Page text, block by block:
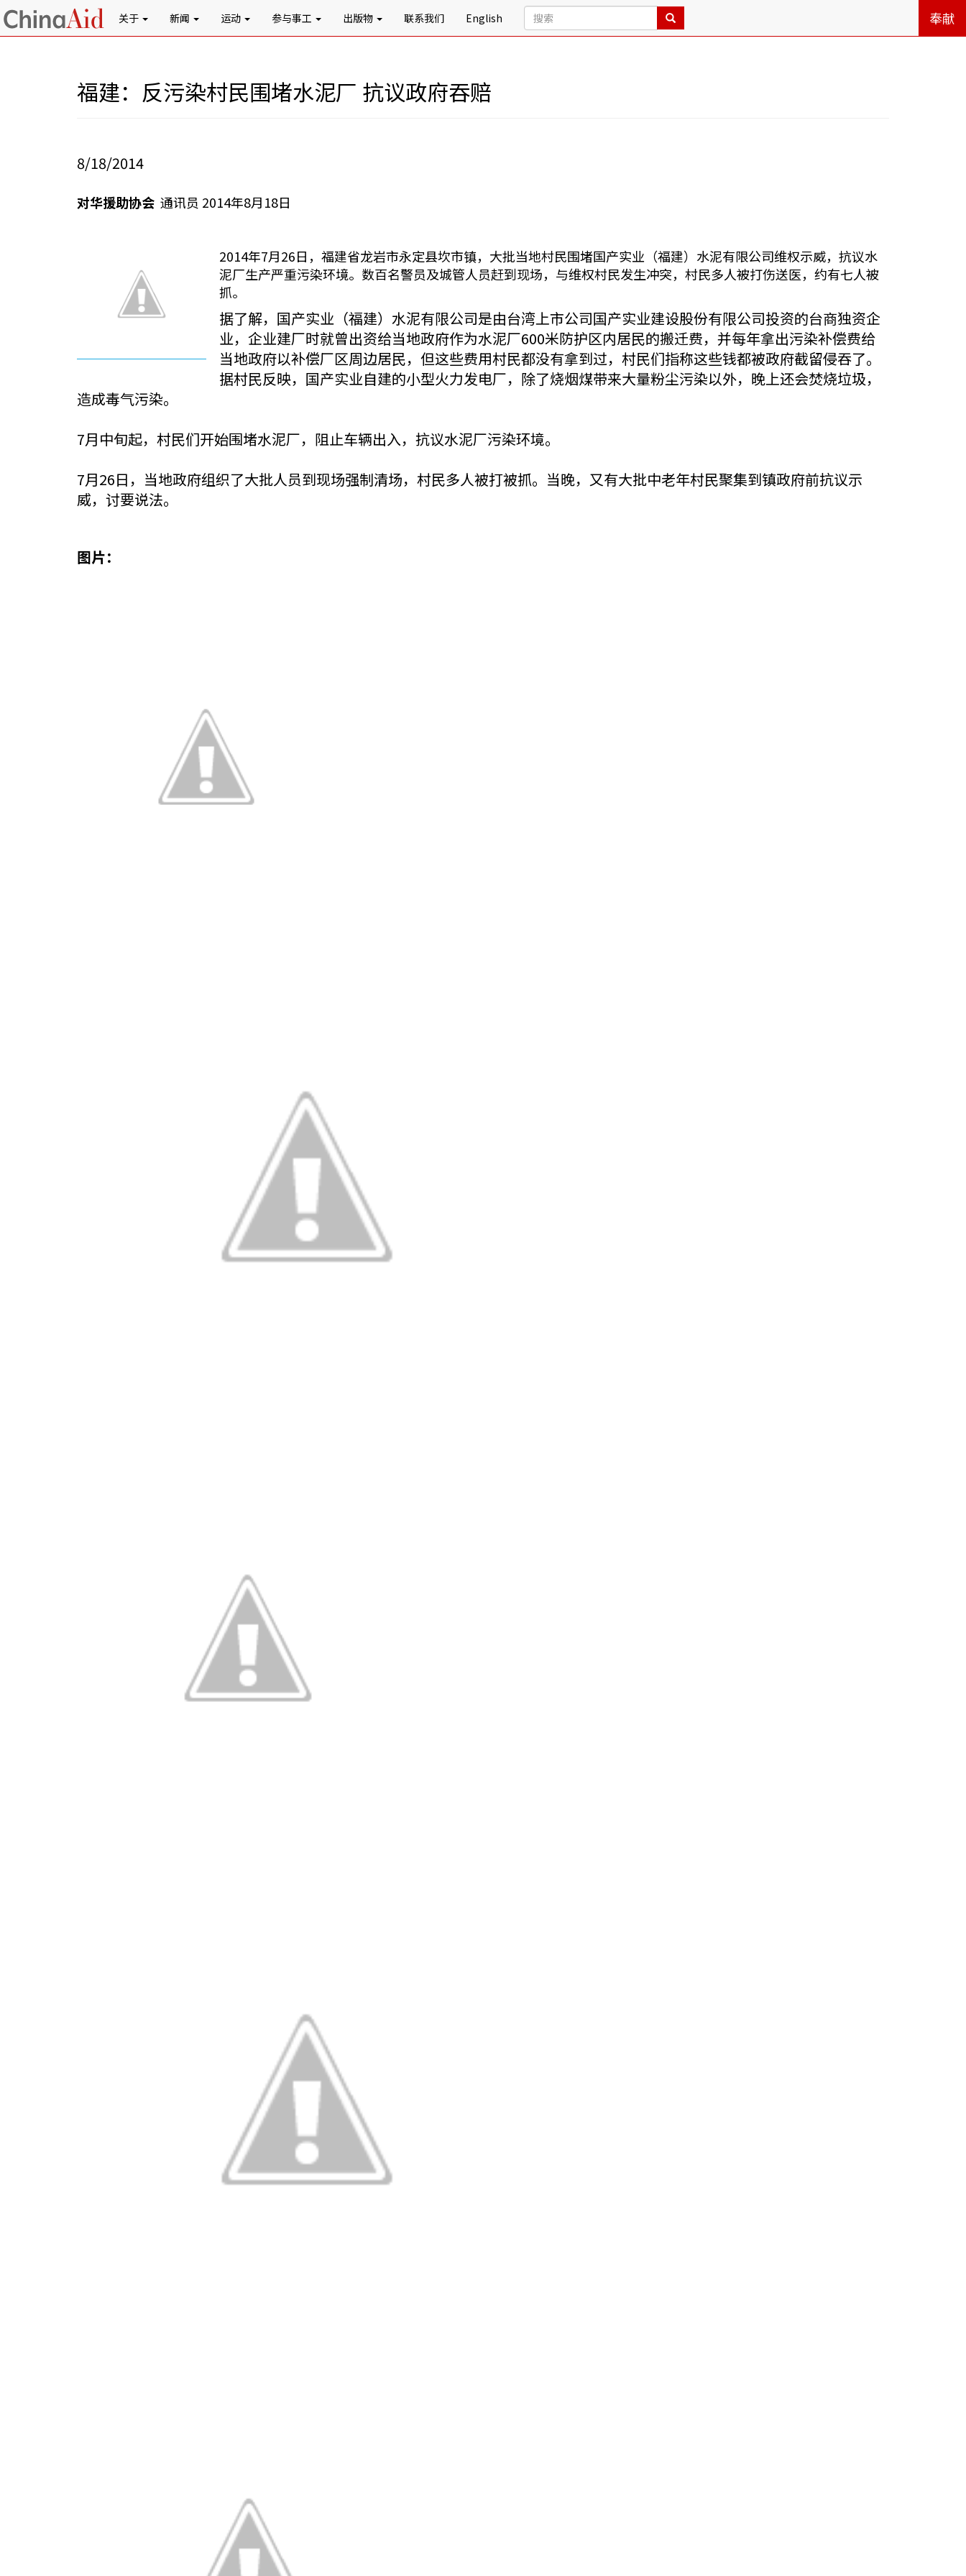
关于 新闻 运动 参与事工 出版物 联系我们 English 奉献
福建：反污染村民围堵水泥厂 抗议政府吞赔
8/18/2014
对华援助协会 通讯员 2014年8月18日
2014年7月26日，福建省龙岩市永定县坎市镇，大批当地村民围堵国产实业（福建）水泥有限公司维权示威，抗议水
泥厂生产严重污染环境。数百名警员及城管人员赶到现场，与维权村民发生冲突，村民多人被打伤送医，约有七人被
抓。
据了解，国产实业（福建）水泥有限公司是由台湾上市公司国产实业建设股份有限公司投资的台商独资企
业，企业建厂时就曾出资给当地政府作为水泥厂600米防护区内居民的搬迁费，并每年拿出污染补偿费给
当地政府以补偿厂区周边居民，但这些费用村民都没有拿到过，村民们指称这些钱都被政府截留侵吞了。
据村民反映，国产实业自建的小型火力发电厂，除了烧烟煤带来大量粉尘污染以外，晚上还会焚烧垃圾，
造成毒气污染。
7月中旬起，村民们开始围堵水泥厂，阻止车辆出入，抗议水泥厂污染环境。
7月26日，当地政府组织了大批人员到现场强制清场，村民多人被打被抓。当晚，又有大批中老年村民聚集到镇政府前抗议示
威，讨要说法。
图片：